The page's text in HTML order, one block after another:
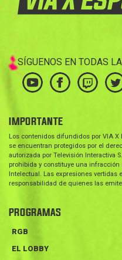
SÍGUENOS EN TODAS
IMPORTANTE
Los contenidos difundidos por VIA X
se encuentran protegidos por el
autorizada por Televisión Interactiva
prohibida y constituye una infracción
Intelectual. Las expresiones vertidas
responsabilidad de quienes las
PROGRAMAS
RGB
EL LOBBY